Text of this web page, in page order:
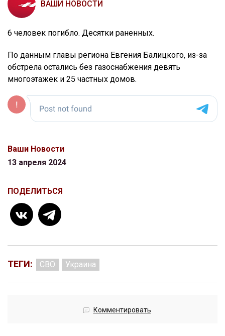
ВАШИ НОВОСТИ
6 человек погибло. Десятки раненных.
По данным главы региона Евгения Балицкого, из-за
обстрела остались без газоснабжения девять
многоэтажек и 25 частных домов.
Ваши Новости
13 апреля 2024
ПОДЕЛИТЬСЯ
ТЕГИ: СВО Украина
Комментировать